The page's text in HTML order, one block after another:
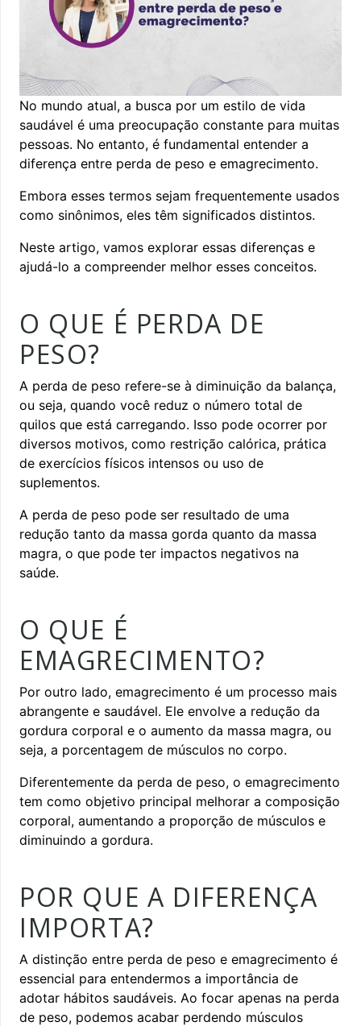
No mundo atual, a busca por um estilo de vida
saudável é uma preocupação constante para muitas
pessoas. No entanto, é fundamental entender a
diferença entre perda de peso e emagrecimento.
Embora esses termos sejam frequentemente usados
como sinônimos, eles têm significados distintos.
Neste artigo, vamos explorar essas diferenças e
ajudá-lo a compreender melhor esses conceitos.
O QUE É PERDA DE
PESO?
A perda de peso refere-se à diminuição da balança,
ou seja, quando você reduz o número total de
quilos que está carregando. Isso pode ocorrer por
diversos motivos, como restrição calórica, prática
de exercícios físicos intensos ou uso de
suplementos.
A perda de peso pode ser resultado de uma
redução tanto da massa gorda quanto da massa
magra, o que pode ter impactos negativos na
saúde.
O QUE É
EMAGRECIMENTO?
Por outro lado, emagrecimento é um processo mais
abrangente e saudável. Ele envolve a redução da
gordura corporal e o aumento da massa magra, ou
seja, a porcentagem de músculos no corpo.
Diferentemente da perda de peso, o emagrecimento
tem como objetivo principal melhorar a composição
corporal, aumentando a proporção de músculos e
diminuindo a gordura.
POR QUE A DIFERENÇA
IMPORTA?
A distinção entre perda de peso e emagrecimento é
essencial para entendermos a importância de
adotar hábitos saudáveis. Ao focar apenas na perda
de peso, podemos acabar perdendo músculos